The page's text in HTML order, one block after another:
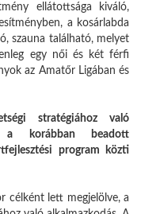
ellátottsága kiváló,
a kosárlabda
szauna található, melyet
egy női és két férfi
az Amatőr Ligában és
stratégiához való
a korábban beadott
program közti
célként lett megjelölve, a